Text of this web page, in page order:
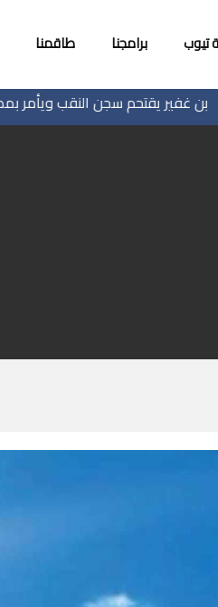
تيوب برامجنا طاقمنا
يقتحم سجن النقب ويأمر